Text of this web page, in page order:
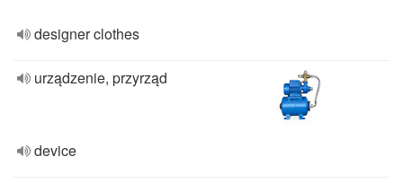
designer clothes
urządzenie, przyrząd
device